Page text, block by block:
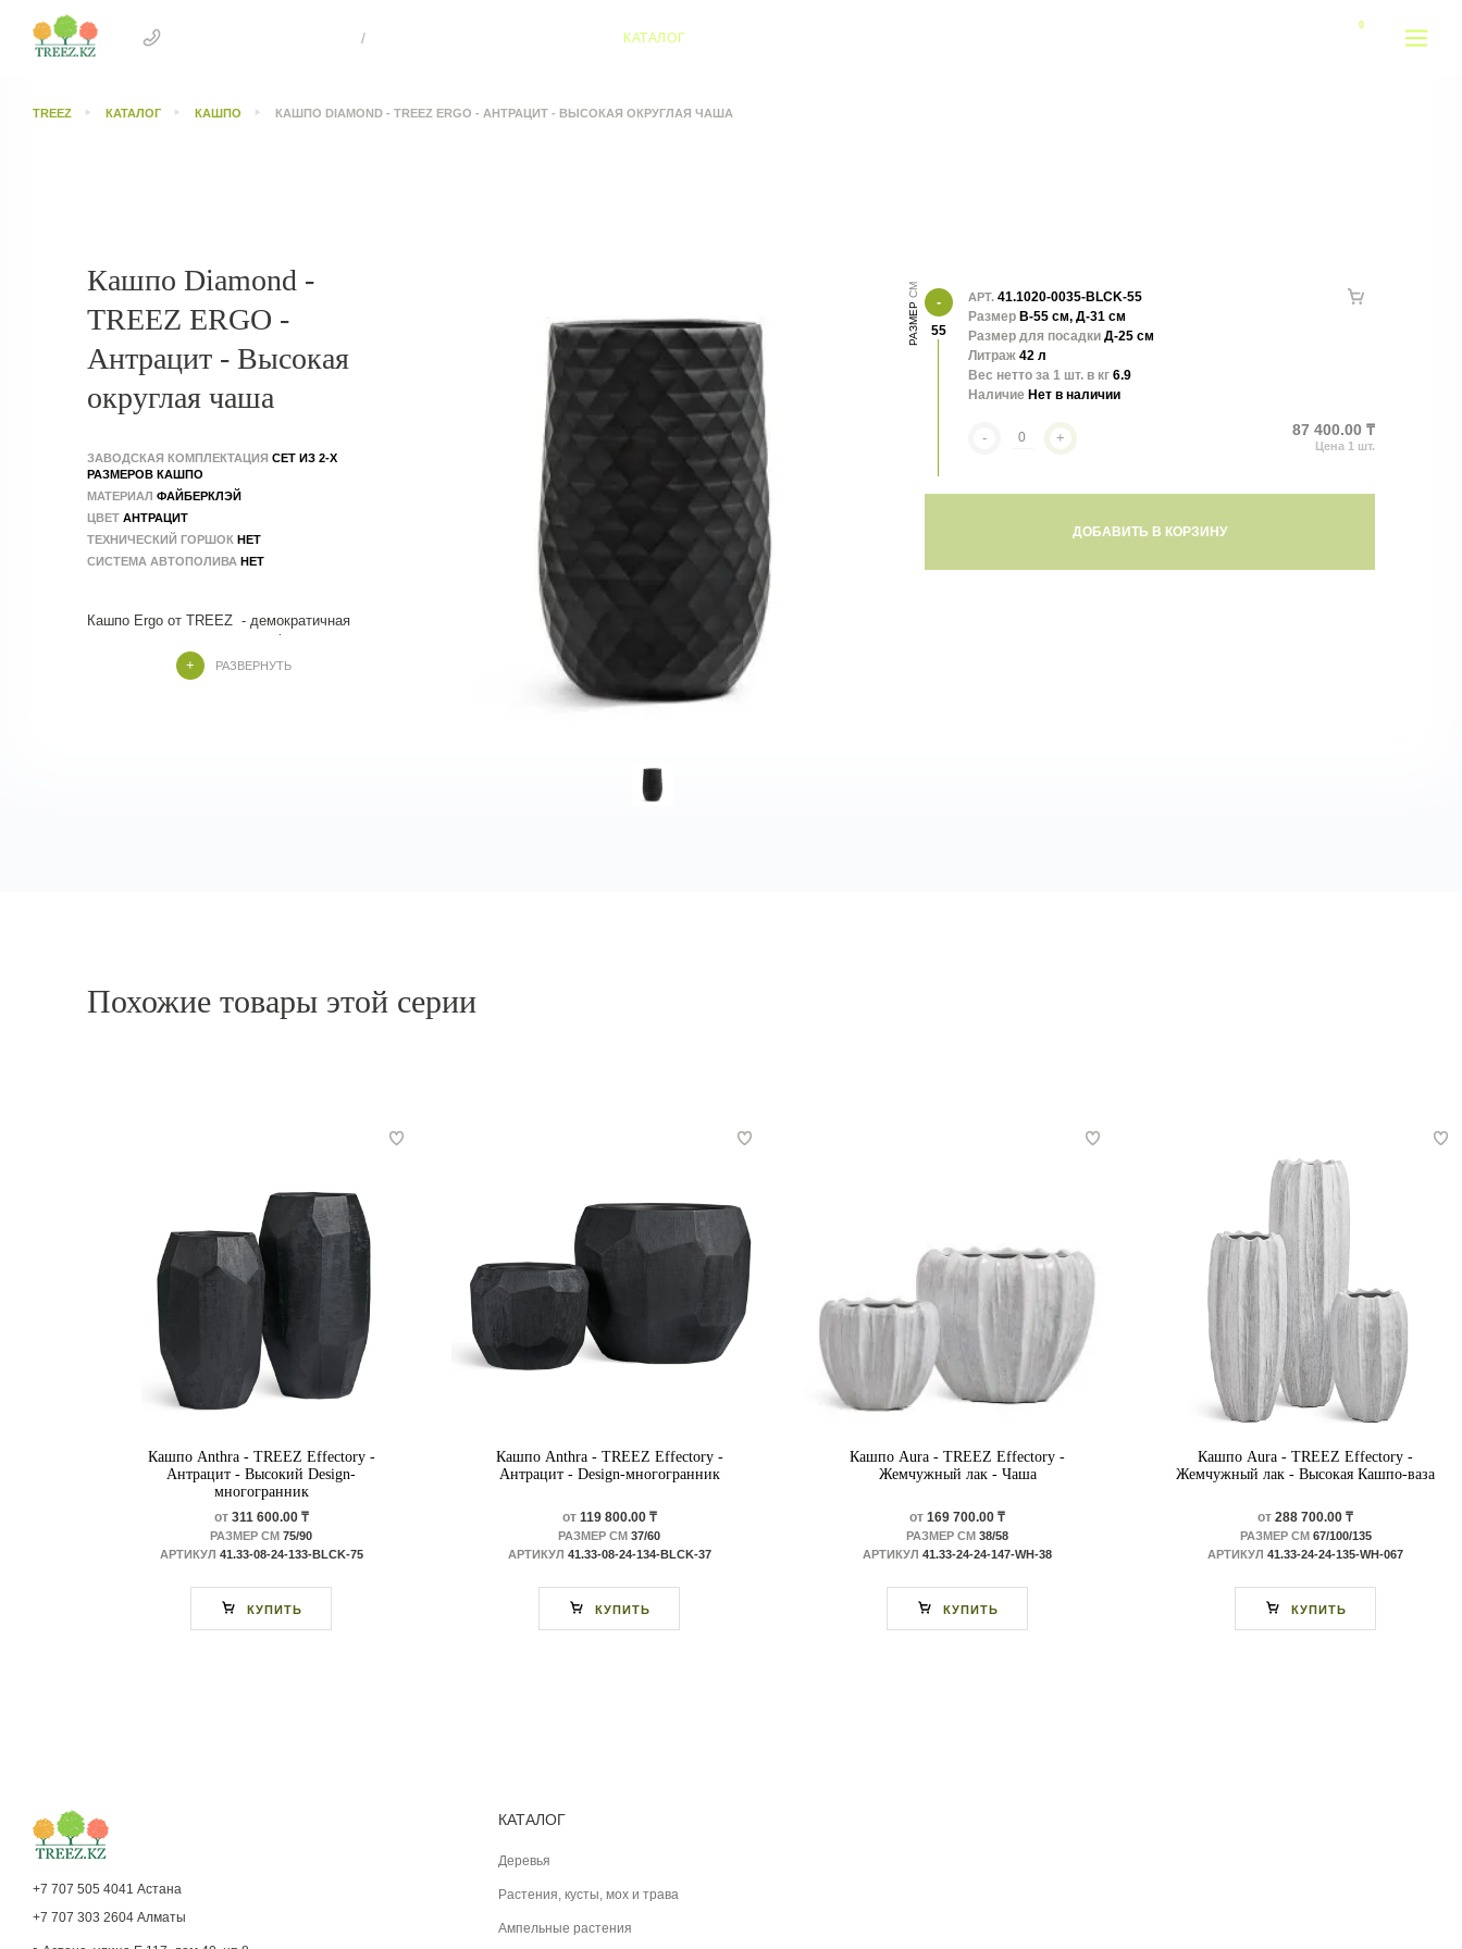
/ КАТАЛОГ
TREEZ КАТАЛОГ КАШПО КАШПО DIAMOND - TREEZ ERGO - АНТРАЦИТ - ВЫСОКАЯ ОКРУГЛАЯ ЧАША
Кашпо Diamond -
TREEZ ERGO -
Антрацит - Высокая
округлая чаша
ЗАВОДСКАЯ КОМПЛЕКТАЦИЯ СЕТ ИЗ 2-Х
РАЗМЕРОВ КАШПО
МАТЕРИАЛ ФAЙБЕРКЛЭЙ
ЦВЕТ АНТРАЦИТ
ТЕХНИЧЕСКИЙ ГОРШОК НЕТ
СИСТЕМА АВТОПОЛИВА НЕТ
Кашпо Ergo от TREEZ - демократичная
коллекция, современная по форме и стилю
. Кашпо Treez изготовлены из композитных
материалов , в составе которых
РАЗВЕРНУТЬ
РАЗМЕР 55
АРТ. 41.1020-0035-BLCK-55
Размер В-55 см, Д-31 см
Размер для посадки Д-25 см
Литраж 42 л
Вес нетто за 1 шт. в кг 6.9
Наличие Нет в наличии
- + 87 400.00 ₸
ДОБАВИТЬ В КОРЗИНУ
Похожие товары этой серии
Кашпо Anthra - TREEZ Effectory -
Антрацит - Высокий Design-
многогранник
от311 600.00 ₸
РАЗМЕР СМ 75/90
АРТИКУЛ 41.33-08-24-133-BLCK-75
КУПИТЬ
Кашпо Anthra - TREEZ Effectory -
Антрацит - Design-многогранник
от119 800.00 ₸
РАЗМЕР СМ 37/60
АРТИКУЛ 41.33-08-24-134-BLCK-37
КУПИТЬ
Кашпо Aura - TREEZ Effectory -
Жемчужный лак - Чаша
от 169 700.00 ₸
РАЗМЕР СМ 38/58
АРТИКУЛ 41.33-24-24-147-WH-38
КУПИТЬ
Кашпо Aura - TREEZ Effectory -
Жемчужный лак - Высокая Кашпо-ваза
от 288 700.00 ₸
РАЗМЕР СМ67/100/135
АРТИКУЛ 41.33-24-24-135-WH-067
КУПИТЬ
КАТАЛОГ
Деревья
Растения, кусты, мох и трава
Ампельные растения
+7 707 505 4041 Астана
+7 707 303 2604 Алматы